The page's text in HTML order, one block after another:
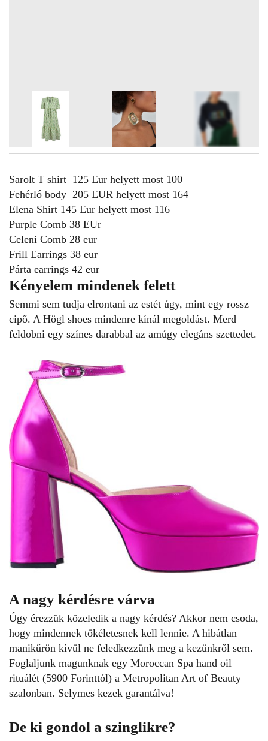
Sarolt T shirt 125 Eur helyett most 100
Fehérló body 205 EUR helyett most 164
Elena Shirt 145 Eur helyett most 116
Purple Comb 38 EUr
Celeni Comb 28 eur
Frill Earrings 38 eur
Párta earrings 42 eur
Kényelem mindenek felett
Semmi sem tudja elrontani az estét úgy, mint egy rossz
cipő. A Högl shoes mindenre kínál megoldást. Merd
feldobni egy színes darabbal az amúgy elegáns szettedet.
A nagy kérdésre várva
Úgy érezzük közeledik a nagy kérdés? Akkor nem csoda,
hogy mindennek tökéletesnek kell lennie. A hibátlan
manikűrön kívül ne feledkezzünk meg a kezünkről sem.
Foglaljunk magunknak egy Moroccan Spa hand oil
rituálét (5900 Forinttól) a Metropolitan Art of Beauty
szalonban. Selymes kezek garantálva!
De ki gondol a szinglikre?